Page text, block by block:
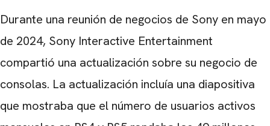
Durante una reunión de negocios de Sony en mayo
de 2024, Sony Interactive Entertainment
compartió una actualización sobre su negocio de
consolas. La actualización incluía una diapositiva
que mostraba que el número de usuarios activos